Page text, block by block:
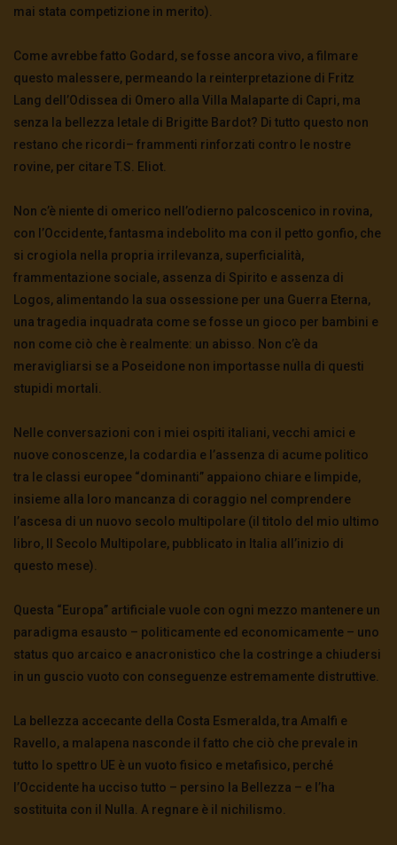
mai stata competizione in merito).
Come avrebbe fatto Godard, se fosse ancora vivo, a filmare
questo malessere, permeando la reinterpretazione di Fritz
Lang dell’Odissea di Omero alla Villa Malaparte di Capri, ma
senza la bellezza letale di Brigitte Bardot? Di tutto questo non
restano che ricordi– frammenti rinforzati contro le nostre
rovine, per citare T.S. Eliot.
Non c’è niente di omerico nell’odierno palcoscenico in rovina,
con l’Occidente, fantasma indebolito ma con il petto gonfio, che
si crogiola nella propria irrilevanza, superficialità,
frammentazione sociale, assenza di Spirito e assenza di
Logos, alimentando la sua ossessione per una Guerra Eterna,
una tragedia inquadrata come se fosse un gioco per bambini e
non come ciò che è realmente: un abisso. Non c’è da
meravigliarsi se a Poseidone non importasse nulla di questi
stupidi mortali.
Nelle conversazioni con i miei ospiti italiani, vecchi amici e
nuove conoscenze, la codardia e l’assenza di acume politico
tra le classi europee “dominanti” appaiono chiare e limpide,
insieme alla loro mancanza di coraggio nel comprendere
l’ascesa di un nuovo secolo multipolare (il titolo del mio ultimo
libro, Il Secolo Multipolare, pubblicato in Italia all’inizio di
questo mese).
Questa “Europa” artificiale vuole con ogni mezzo mantenere un
paradigma esausto – politicamente ed economicamente – uno
status quo arcaico e anacronistico che la costringe a chiudersi
in un guscio vuoto con conseguenze estremamente distruttive.
La bellezza accecante della Costa Esmeralda, tra Amalfi e
Ravello, a malapena nasconde il fatto che ciò che prevale in
tutto lo spettro UE è un vuoto fisico e metafisico, perché
l’Occidente ha ucciso tutto – persino la Bellezza – e l’ha
sostituita con il Nulla. A regnare è il nichilismo.